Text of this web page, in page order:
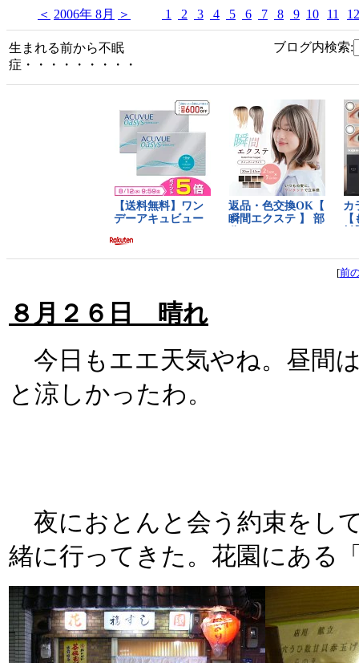
＜ 2006年 8月 ＞ 1 2 3 4 5 6 7 8 9 10 11 12
生まれる前から不眠
症・・・・・・・・・
ブログ内検索:
[前
８月２６日 晴れ
今日もエエ天気やね。昼間
と涼しかったわ。
夜におとんと会う約束をし
緒に行ってきた。花園にある